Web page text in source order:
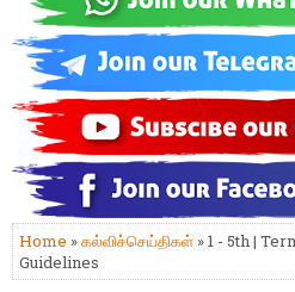
Home »கல்விச்செய்திகள் » 1 - 5th |
Guidelines